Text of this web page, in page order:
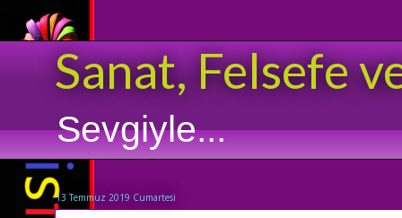
Sanat, Felsefe
Sevgiyle...
13 Temmuz 2019 Cumartesi